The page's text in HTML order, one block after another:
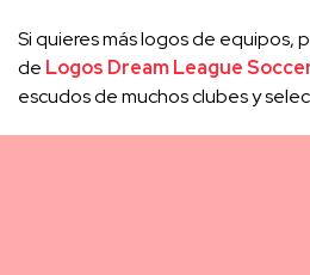
Si quieres más logos de equipos,
de Logos Dream League
escudos de muchos clubes y